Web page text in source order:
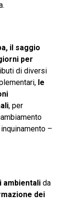
il saggio
per
di diversi
le
, per
–
ambientalida
dei